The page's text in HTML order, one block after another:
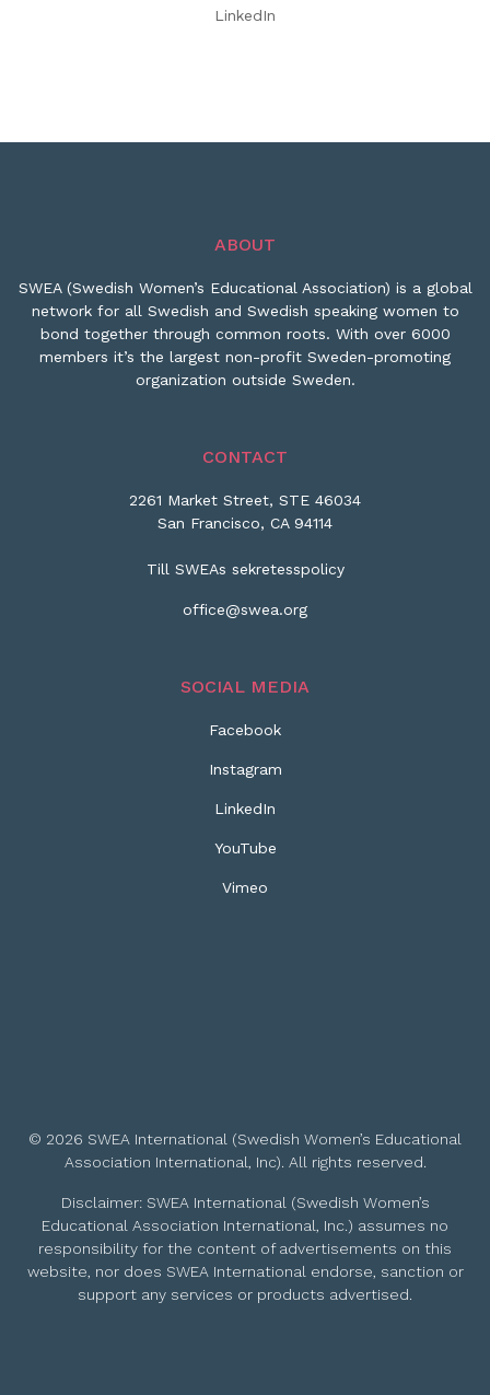
LinkedIn
ABOUT
SWEA (Swedish Women’s Educational Association) is a global
network for all Swedish and Swedish speaking women to
bond together through common roots. With over 6000
members it’s the largest non-profit Sweden-promoting
organization outside Sweden.
CONTACT
2261 Market Street, STE 46034
San Francisco, CA 94114
Till SWEAs sekretesspolicy
office@swea.org
SOCIAL MEDIA
Facebook
Instagram
LinkedIn
YouTube
Vimeo
© 2026 SWEA International (Swedish Women’s Educational
Association International, Inc). All rights reserved.
Disclaimer: SWEA International (Swedish Women’s
Educational Association International, Inc.) assumes no
responsibility for the content of advertisements on this
website, nor does SWEA International endorse, sanction or
support any services or products advertised.